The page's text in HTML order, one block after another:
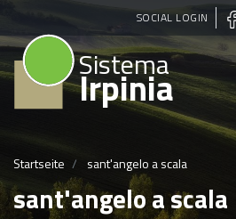
Direkt
zum
Inhalt
SOCIAL LOGIN
Sistema
Irpinia
Startseite sant'angelo a scala
sant'angelo a scala